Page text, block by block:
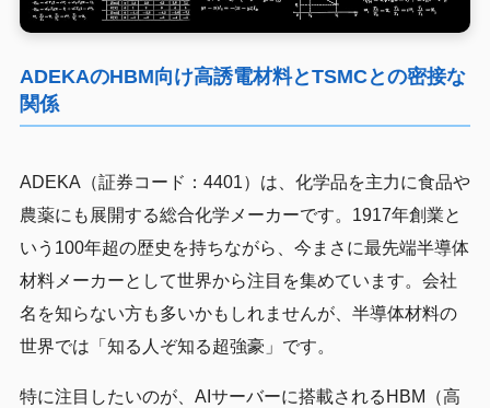
ADEKAのHBM向け高誘電材料とTSMCとの密接な
関係
ADEKA（証券コード：4401）は、化学品を主力に食品や
農薬にも展開する総合化学メーカーです。1917年創業と
いう100年超の歴史を持ちながら、今まさに最先端半導体
材料メーカーとして世界から注目を集めています。会社
名を知らない方も多いかもしれませんが、半導体材料の
世界では「知る人ぞ知る超強豪」です。
特に注目したいのが、AIサーバーに搭載されるHBM（高